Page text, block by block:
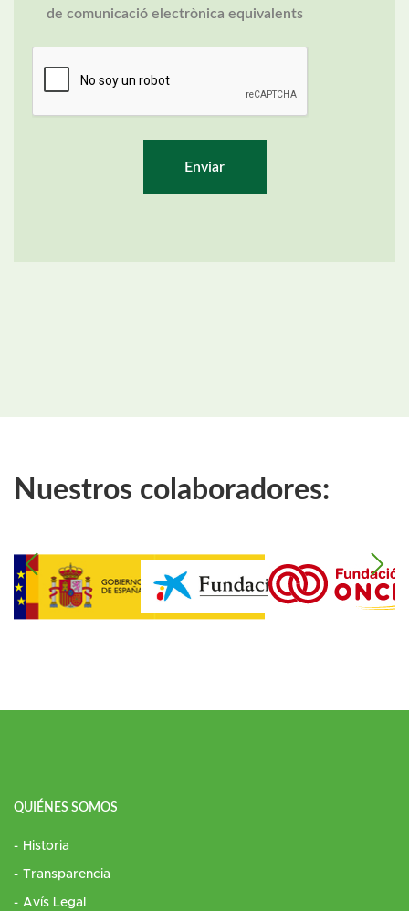
de comunicació electrònica equivalents
Nuestros colaboradores:
QUIÉNES SOMOS
Historia
Transparencia
Avís Legal